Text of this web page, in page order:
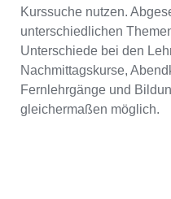
Kurssuche nutzen.
unterschiedlichen
Unterschiede bei den
Nachmittagskurse,
Fernlehrgänge und
gleichermaßen möglich.